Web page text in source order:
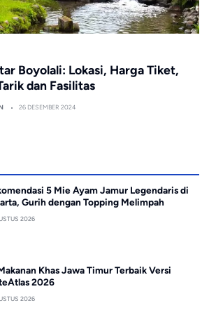
Boyolali: Lokasi, Harga Tiket,
dan Fasilitas
26 DESEMBER 2024
5 Mie Ayam Jamur Legendaris di
Gurih dengan Topping Melimpah
2026
Khas Jawa Timur Terbaik Versi
2026
2026